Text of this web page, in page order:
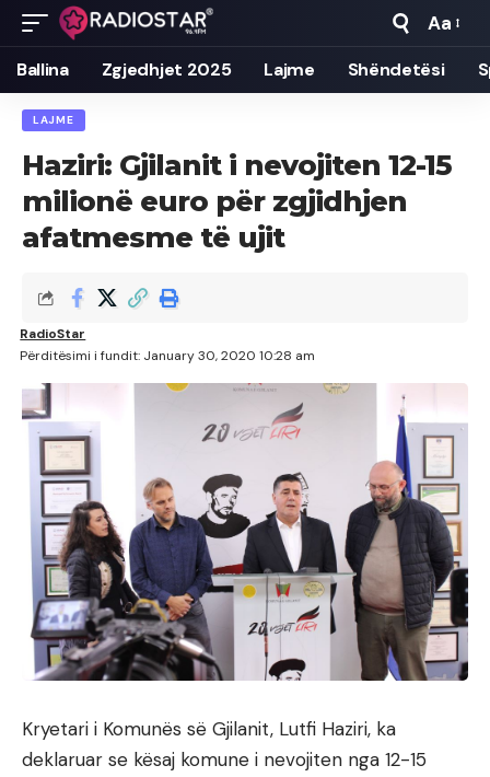
Font
Resizer
Aa
Ballina Zgjedhjet 2025 Lajme Shëndetësi
LAJME
Haziri: Gjilanit i nevojiten 12-15
milionë euro për zgjidhjen
afatmesme të ujit
Përditësimi i fundit: January 30, 2020 10:28 am
RadioStar
Kryetari i Komunës së Gjilanit, Lutfi Haziri, ka
deklaruar se kësaj komune i nevojiten nga 12-15